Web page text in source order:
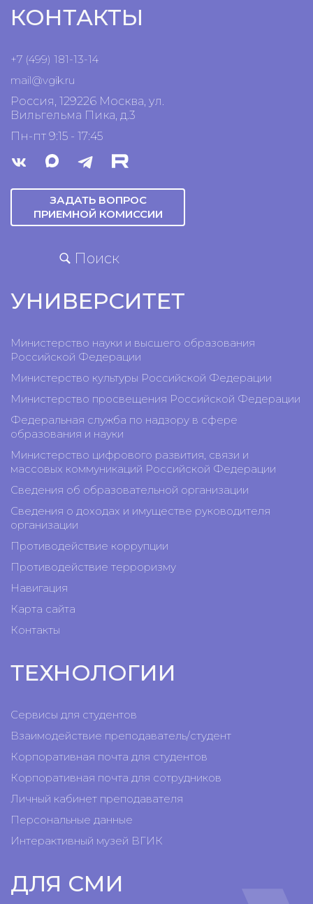
КОНТАКТЫ
+7 (499) 181-13-14
mail@vgik.ru
Россия, 129226 Москва, ул.
Вильгельма Пика, д.3
Пн-пт 9:15 - 17:45
ЗАДАТЬ ВОПРОС
ПРИЕМНОЙ КОМИССИИ
Поиск
УНИВЕРСИТЕТ
Министерство науки и высшего образования
Российской Федерации
Министерство культуры Российской Федерации
Министерство просвещения Российской Федерации
Федеральная служба по надзору в сфере
образования и науки
Министерство цифрового развития, связи и
массовых коммуникаций Российской Федерации
Сведения об образовательной организации
Сведения о доходах и имуществе руководителя
организации
Противодействие коррупции
Противодействие терроризму
Навигация
Карта сайта
Контакты
ТЕХНОЛОГИИ
Сервисы для студентов
Взаимодействие преподаватель/студент
Корпоративная почта для студентов
Корпоративная почта для сотрудников
Личный кабинет преподавателя
Персональные данные
Интерактивный музей ВГИК
ДЛЯ СМИ